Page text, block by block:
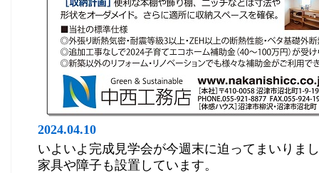
2024.04.10
いよいよ完成見学会が今週末に迫ってまいりま
家具や障子も設置しています。